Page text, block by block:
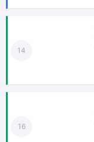
14
16